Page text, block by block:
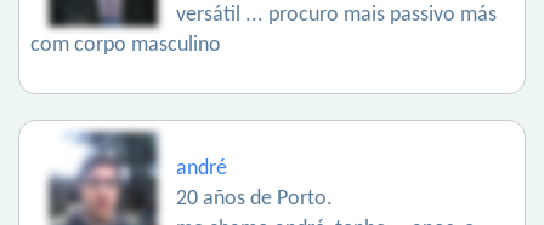
versátil ... procuro mais passivo más
com corpo masculino
andré
20 años de Porto.